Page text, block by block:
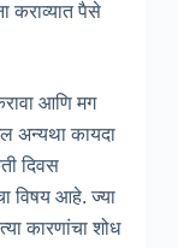
कराव्यात पैसे
आणि मग
अन्यथा कायदा
दिवस
विषय आहे. ज्या
कारणांचा शोध